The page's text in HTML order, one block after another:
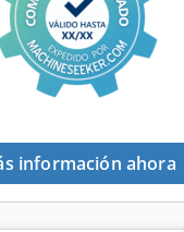
Ancho: 1400 mm Altura:
manual con palanca
peso propio con
Sistema de
inglete OPCIONES:
información ahora